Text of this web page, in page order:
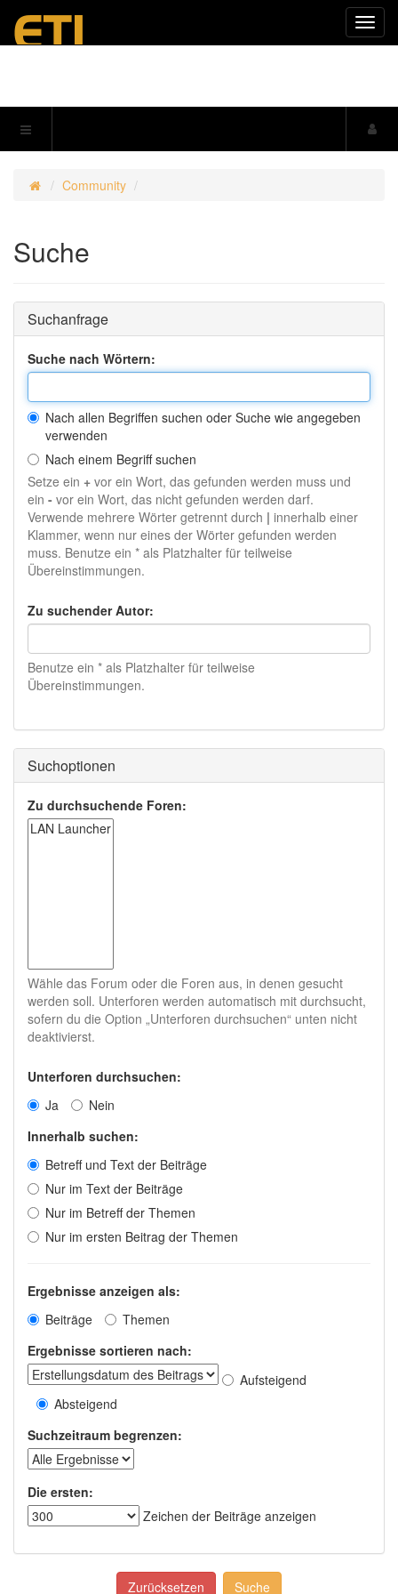
Community
Suche
Suchanfrage
Suche nach Wörtern:
Nach allen Begriffen suchen oder Suche wie angegeben
verwenden
Nach einem Begriff suchen
Setze ein + vor ein Wort, das gefunden werden muss und
ein - vor ein Wort, das nicht gefunden werden darf.
Verwende mehrere Wörter getrennt durch | innerhalb einer
Klammer, wenn nur eines der Wörter gefunden werden
muss. Benutze ein * als Platzhalter für teilweise
Übereinstimmungen.
Zu suchender Autor:
Benutze ein * als Platzhalter für teilweise
Übereinstimmungen.
Suchoptionen
Zu durchsuchende Foren:
Wähle das Forum oder die Foren aus, in denen gesucht
werden soll. Unterforen werden automatisch mit durchsucht,
sofern du die Option „Unterforen durchsuchen“ unten nicht
deaktivierst.
Unterforen durchsuchen:
Ja
Nein
Innerhalb suchen:
Betreff und Text der Beiträge
Nur im Text der Beiträge
Nur im Betreff der Themen
Nur im ersten Beitrag der Themen
Ergebnisse anzeigen als:
Beiträge
Themen
Ergebnisse sortieren nach:
Aufsteigend
Absteigend
Suchzeitraum begrenzen:
Die ersten:
Zeichen der Beiträge anzeigen